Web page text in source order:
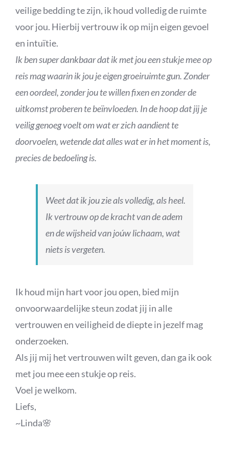
veilige bedding te zijn, ik houd volledig de ruimte
voor jou. Hierbij vertrouw ik op mijn eigen gevoel
en intuïtie.
Ik ben super dankbaar dat ik met jou een stukje mee op
reis mag waarin ik jou je eigen groeiruimte gun. Zonder
een oordeel, zonder jou te willen fixen en zonder de
uitkomst proberen te beïnvloeden. In de hoop dat jij je
veilig genoeg voelt om wat er zich aandient te
doorvoelen, wetende dat alles wat er in het moment is,
precies de bedoeling is.
Weet dat ik jou zie als volledig, als heel.
Ik vertrouw op de kracht van de adem
en de wijsheid van joúw lichaam, wat
niets is vergeten.
Ik houd mijn hart voor jou open, bied mijn
onvoorwaardelijke steun zodat jij in alle
vertrouwen en veiligheid de diepte in jezelf mag
onderzoeken.
Als jij mij het vertrouwen wilt geven, dan ga ik ook
met jou mee een stukje op reis.
Voel je welkom.
Liefs,
~Linda🌸